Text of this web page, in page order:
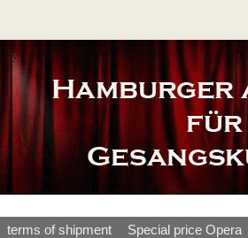
terms of shipment Special price Opera